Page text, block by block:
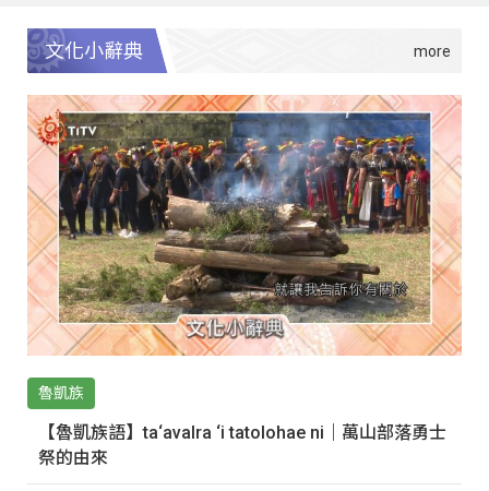
文化小辭典
魯凱族
【魯凱族語】ta‘avalra ‘i tatolohae ni｜萬山部落勇士
祭的由來